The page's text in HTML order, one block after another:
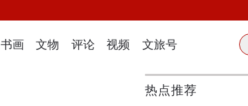
书画 文物 评论 视频 文旅号
热点推荐